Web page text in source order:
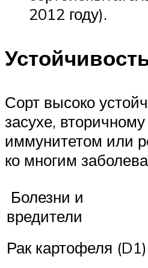
2012 году).
Сорт высоко
засухе,
иммунитетом или
ко многим
Болезни и
вредители
Рак картофеля (D1)